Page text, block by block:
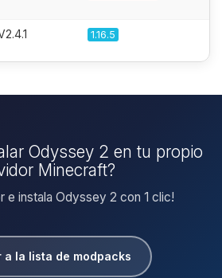
1.16.5
Odyssey 2 en tu propio
Minecraft?
e instala Odyssey 2 con 1 clic!
a la lista de modpacks